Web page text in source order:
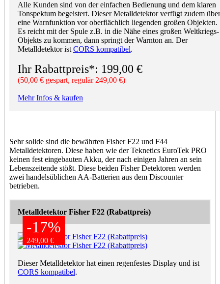
Alle Kunden sind von der einfachen Bedienung und dem klaren
Tonspektum begeistert. Dieser Metalldetektor verfügt zudem über
eine Warnfunktion vor oberflächlich liegenden großen Objekten.
Es reicht mit der Spule z.B. in die Nähe eines großen Weltkriegs-
Objekts zu kommen, dann springt der Warnton an. Der
Metalldetektor ist CORS kompatibel.
Ihr Rabattpreis*: 199,00 €
(50,00 € gespart, regulär 249,00 €)
Mehr Infos & kaufen
Sehr solide sind die bewährten Fisher F22 und F44
Metalldetektoren. Diese haben wie der Teknetics EuroTek PRO
keinen fest eingebauten Akku, der nach einigen Jahren an sein
Lebenszeitende stößt. Diese beiden Fisher Detektoren werden
zwei handelsüblichen AA-Batterien aus dem Discounter
betrieben.
Metalldetektor Fisher F22 (Rabattpreis)
-17%
249,00 €
-17%
249,00 €
Dieser Metalldetektor hat einen regenfestes Display und ist
CORS kompatibel.